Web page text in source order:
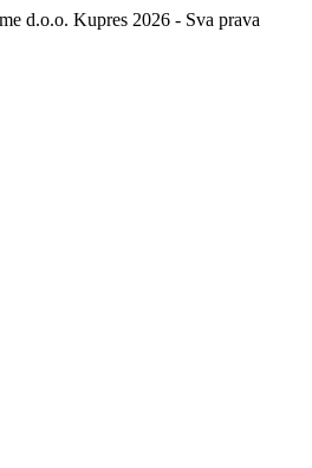
d.o.o. Kupres 2026 - Sva prava